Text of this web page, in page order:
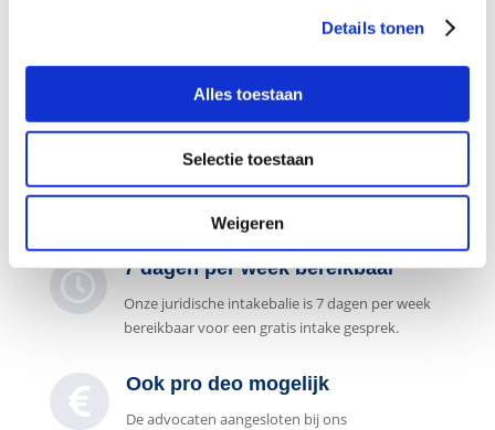
Details tonen
Alles toestaan
Selectie toestaan
Weigeren
 Gespecialiseerd in strafzaken
De advocaten aangesloten bij ons
advocatennetwerk zijn gespecialiseerd in het
 7 dagen per week bereikbaar
Onze juridische intakebalie is 7 dagen per week
bereikbaar voor een gratis intake gesprek.
 Ook pro deo mogelijk
De advocaten aangesloten bij ons